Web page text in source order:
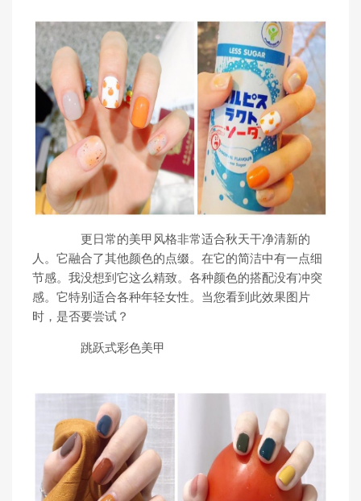
更日常的美甲风格非常适合秋天干净清新的
人。它融合了其他颜色的点缀。在它的简洁中有一点细
节感。我没想到它这么精致。各种颜色的搭配没有冲突
感。它特别适合各种年轻女性。当您看到此效果图片
时，是否要尝试？
跳跃式彩色美甲